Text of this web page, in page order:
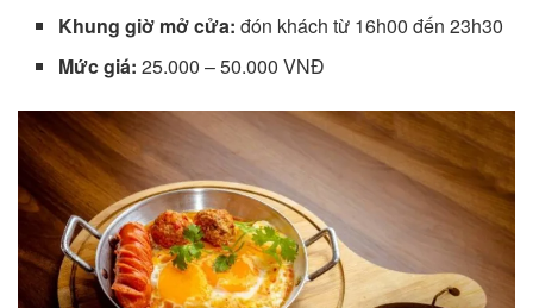
Khung giờ mở cửa:đón khách từ 16h00 đến 23h30
Mức giá:25.000 – 50.000 VNĐ